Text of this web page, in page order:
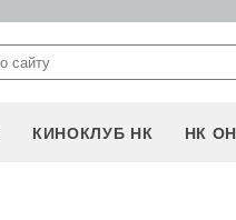
КИНОКЛУБ НК НК